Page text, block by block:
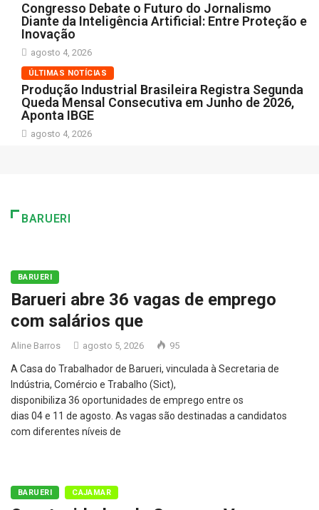
Congresso Debate o Futuro do Jornalismo
Diante da Inteligência Artificial: Entre Proteção e
Inovação
agosto 4, 2026
ÚLTIMAS NOTÍCIAS
Produção Industrial Brasileira Registra Segunda
Queda Mensal Consecutiva em Junho de 2026,
Aponta IBGE
agosto 4, 2026
BARUERI
BARUERI
Barueri abre 36 vagas de emprego
com salários que
Aline Barros agosto 5, 2026 95
A Casa do Trabalhador de Barueri, vinculada à Secretaria de
Indústria, Comércio e Trabalho (Sict),
disponibiliza 36 oportunidades de emprego entre os
dias 04 e 11 de agosto. As vagas são destinadas a candidatos
com diferentes níveis de
BARUERI CAJAMAR